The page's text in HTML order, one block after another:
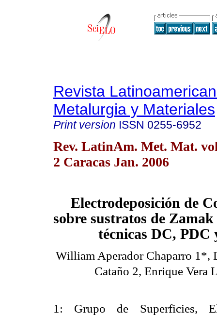
Revista
Metalurgia y Materiales
Print version ISSN 0255-6952
Rev. LatinAm. Met. Mat.
2 Caracas Jan. 2006
Electrodeposición de
sobre sustratos de
técnicas DC, PDC
William Aperador Chaparro 1*,
Cataño 2, Enrique Vera
1: Grupo de Superficies,